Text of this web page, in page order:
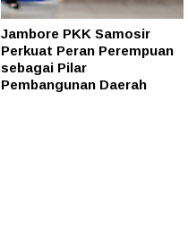
Jambore PKK Samosir
Perkuat Peran Perempuan
sebagai Pilar
Pembangunan Daerah